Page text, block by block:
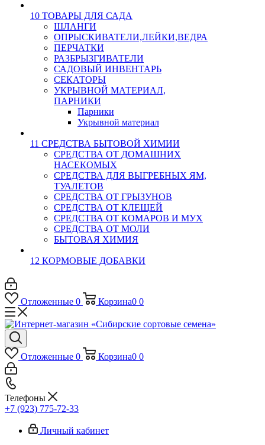
10 ТОВАРЫ ДЛЯ САДА
ШЛАНГИ
ОПРЫСКИВАТЕЛИ,ЛЕЙКИ,ВЕДРА
ПЕРЧАТКИ
РАЗБРЫЗГИВАТЕЛИ
САДОВЫЙ ИНВЕНТАРЬ
СЕКАТОРЫ
УКРЫВНОЙ МАТЕРИАЛ,
ПАРНИКИ
Парники
Укрывной материал
11 СРЕДСТВА БЫТОВОЙ ХИМИИ
СРЕДСТВА ОТ ДОМАШНИХ
НАСЕКОМЫХ
СРЕДСТВА ДЛЯ ВЫГРЕБНЫХ ЯМ,
ТУАЛЕТОВ
СРЕДСТВА ОТ ГРЫЗУНОВ
СРЕДСТВА ОТ КЛЕЩЕЙ
СРЕДСТВА ОТ КОМАРОВ И МУХ
СРЕДСТВА ОТ МОЛИ
БЫТОВАЯ ХИМИЯ
12 КОРМОВЫЕ ДОБАВКИ
Отложенные 0 Корзина0 0
Отложенные 0 Корзина0 0
Телефоны
+7 (923) 775-72-33
Личный кабинет